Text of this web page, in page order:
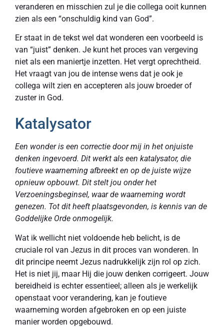
veranderen en misschien zul je die collega ooit kunnen
zien als een “onschuldig kind van God”.
Er staat in de tekst wel dat wonderen een voorbeeld is
van “juist” denken. Je kunt het proces van vergeving
niet als een maniertje inzetten. Het vergt oprechtheid.
Het vraagt van jou de intense wens dat je ook je
collega wilt zien en accepteren als jouw broeder of
zuster in God.
Katalysator
Een wonder is een correctie door mij in het onjuiste
denken ingevoerd. Dit werkt als een katalysator, die
foutieve waarneming afbreekt en op de juiste wijze
opnieuw opbouwt. Dit stelt jou onder het
Verzoeningsbeginsel, waar de waarneming wordt
genezen. Tot dit heeft plaatsgevonden, is kennis van de
Goddelijke Orde onmogelijk.
Wat ik wellicht niet voldoende heb belicht, is de
cruciale rol van Jezus in dit proces van wonderen. In
dit principe neemt Jezus nadrukkelijk zijn rol op zich.
Het is niet jij, maar Hij die jouw denken corrigeert. Jouw
bereidheid is echter essentieel; alleen als je werkelijk
openstaat voor verandering, kan je foutieve
waarneming worden afgebroken en op een juiste
manier worden opgebouwd.